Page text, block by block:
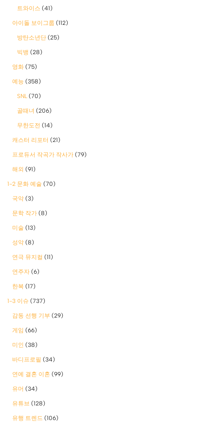
트와이스 (41)
아이돌 보이그룹 (112)
방탄소년단 (25)
빅뱅 (28)
영화 (75)
예능 (358)
SNL (70)
골때녀 (206)
무한도전 (14)
캐스터 리포터 (21)
프로듀서 작곡가 작사가 (79)
해외 (91)
1-2 문화 예술 (70)
국악 (3)
문학 작가 (8)
미술 (13)
성악 (8)
연극 뮤지컬 (11)
연주자 (6)
한복 (17)
1-3 이슈 (737)
감동 선행 기부 (29)
게임 (66)
미인 (38)
바디프로필 (34)
연예 결혼 이혼 (99)
유머 (34)
유튜브 (128)
유행 트렌드 (106)